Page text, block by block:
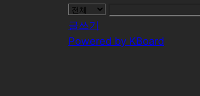
글쓰기
Powered by KBoard